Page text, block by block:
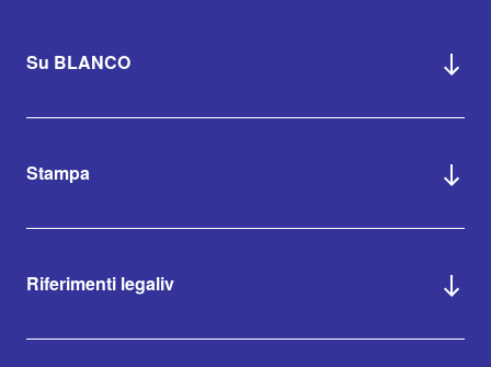
Su BLANCO
Stampa
Riferimenti legaliv